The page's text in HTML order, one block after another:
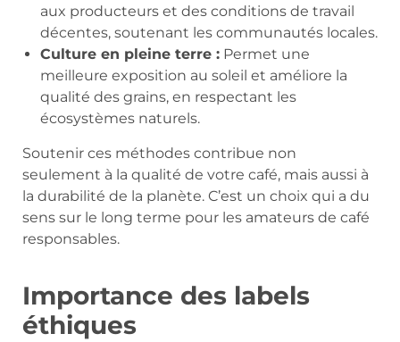
aux producteurs et des conditions de travail
décentes, soutenant les communautés locales.
Culture en pleine terre : Permet une
meilleure exposition au soleil et améliore la
qualité des grains, en respectant les
écosystèmes naturels.
Soutenir ces méthodes contribue non
seulement à la qualité de votre café, mais aussi à
la durabilité de la planète. C’est un choix qui a du
sens sur le long terme pour les amateurs de café
responsables.
Importance des labels
éthiques